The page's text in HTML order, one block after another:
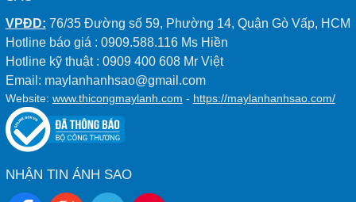
VPĐD: 76/35 Đường số 59, Phường 14, Quận Gò Vấp, HCM
Hotline báo giá : 0909.588.116 Ms Hiền
Hotline kỹ thuật : 0909 400 608 Mr Việt
Email: maylanhanhsao@gmail.com
Website: www.thicongmaylanh.com - https://maylanhanhsao.com/
NHẬN TIN ÁNH SAO